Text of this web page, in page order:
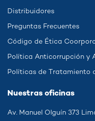
Distribuidores
Preguntas Frecuentes
Código de Ética
Política Anticorrupción y
Políticas de Tratamiento
Nuestras oficinas
Av. Manuel Olguín 373